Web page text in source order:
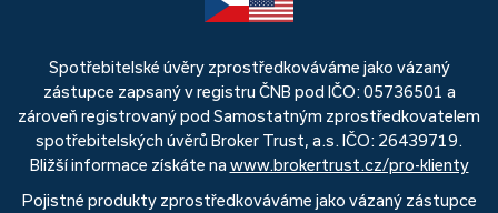
Spotřebitelské úvěry zprostředkováváme jako vázaný
zástupce zapsaný v registru ČNB pod IČO: 05736501 a
zároveň registrovaný pod Samostatným zprostředkovatelem
spotřebitelských úvěrů Broker Trust, a.s. IČO: 26439719.
Bližší informace získáte na www.brokertrust.cz/pro-klienty
Pojistné produkty zprostředkováváme jako vázaný zástupce